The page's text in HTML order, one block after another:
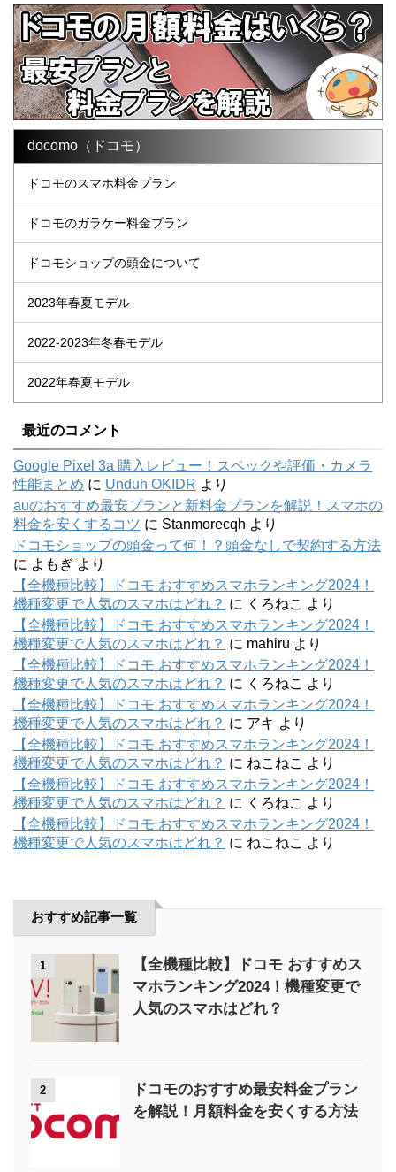
docomo（ドコモ）
ドコモのスマホ料金プラン
ドコモのガラケー料金プラン
ドコモショップの頭金について
2023年春夏モデル
2022-2023年冬春モデル
2022年春夏モデル
最近のコメント
Google Pixel 3a 購入レビュー！スペックや評価・カメラ
性能まとめ に Unduh OKIDR より
auのおすすめ最安プランと新料金プランを解説！スマホの
料金を安くするコツ に Stanmorecqh より
ドコモショップの頭金って何！？頭金なしで契約する方法
に よもぎ より
【全機種比較】ドコモ おすすめスマホランキング2024！
機種変更で人気のスマホはどれ？ に くろねこ より
【全機種比較】ドコモ おすすめスマホランキング2024！
機種変更で人気のスマホはどれ？ に mahiru より
【全機種比較】ドコモ おすすめスマホランキング2024！
機種変更で人気のスマホはどれ？ に くろねこ より
【全機種比較】ドコモ おすすめスマホランキング2024！
機種変更で人気のスマホはどれ？ に アキ より
【全機種比較】ドコモ おすすめスマホランキング2024！
機種変更で人気のスマホはどれ？ に ねこねこ より
【全機種比較】ドコモ おすすめスマホランキング2024！
機種変更で人気のスマホはどれ？ に くろねこ より
【全機種比較】ドコモ おすすめスマホランキング2024！
機種変更で人気のスマホはどれ？ に ねこねこ より
おすすめ記事一覧
1
【全機種比較】ドコモ おすすめス
マホランキング2024！機種変更で
人気のスマホはどれ？
2
ドコモのおすすめ最安料金プラン
を解説！月額料金を安くする方法